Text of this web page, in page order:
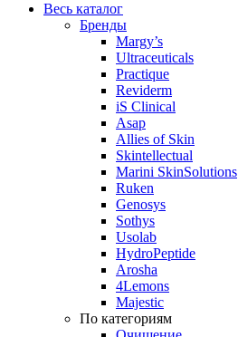
Весь каталог
Бренды
Margy’s
Ultraceuticals
Practique
Reviderm
iS Clinical
Asap
Allies of Skin
Skintellectual
Marini SkinSolutions
Ruken
Genosys
Sothys
Usolab
HydroPeptide
Arosha
4Lemons
Majestic
По категориям